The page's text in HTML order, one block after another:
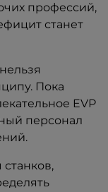
профессий,
станет
Пока
EVP
персонал